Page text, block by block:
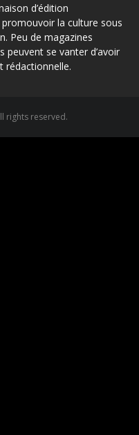
d’édition
la culture sous
Peu de magazines
peuvent se vanter d’avoir
rédactionnelle.
rights reserved.